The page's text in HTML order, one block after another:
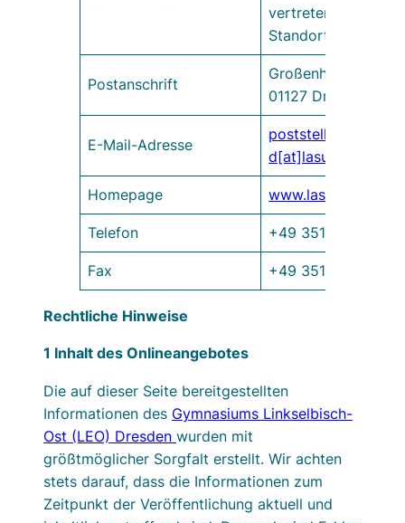
vertreten durch den
Standortleiter
Postanschrift
Großenhainer
01127 Dresden
E-Mail-Adresse
poststelle-
Homepage
Telefon +49 351 8439 0
Fax +49 351 8439 301
Rechtliche Hinweise
1 Inhalt des Onlineangebotes
Die auf dieser Seite bereitgestellten
Informationen des Gymnasiums Linkselbisch-
Ost (LEO) Dresden wurden mit
größtmöglicher Sorgfalt erstellt. Wir achten
stets darauf, dass die Informationen zum
Zeitpunkt der Veröffentlichung aktuell und